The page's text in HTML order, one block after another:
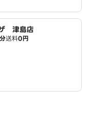
津島店
送料0円